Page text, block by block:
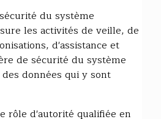
du système
les activités de veille, de
d'assistance et
de sécurité du système
données qui y sont
rôle d'autorité qualifiée en